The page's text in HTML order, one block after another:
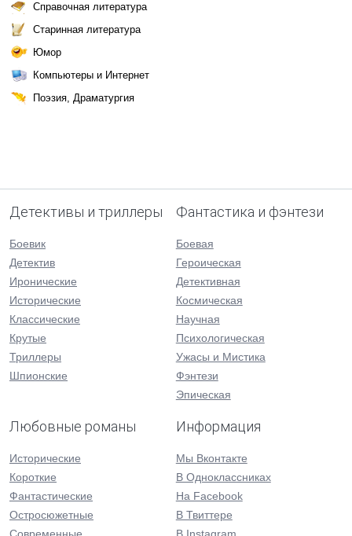
Справочная литература
Старинная литература
Юмор
Компьютеры и Интернет
Поэзия, Драматургия
Детективы и триллеры
Боевик
Детектив
Иронические
Исторические
Классические
Крутые
Триллеры
Шпионские
Фантастика и фэнтези
Боевая
Героическая
Детективная
Космическая
Научная
Психологическая
Ужасы и Мистика
Фэнтези
Эпическая
Любовные романы
Исторические
Короткие
Фантастические
Остросюжетные
Информация
Мы Вконтакте
В Одноклассниках
На Facebook
В Твиттере